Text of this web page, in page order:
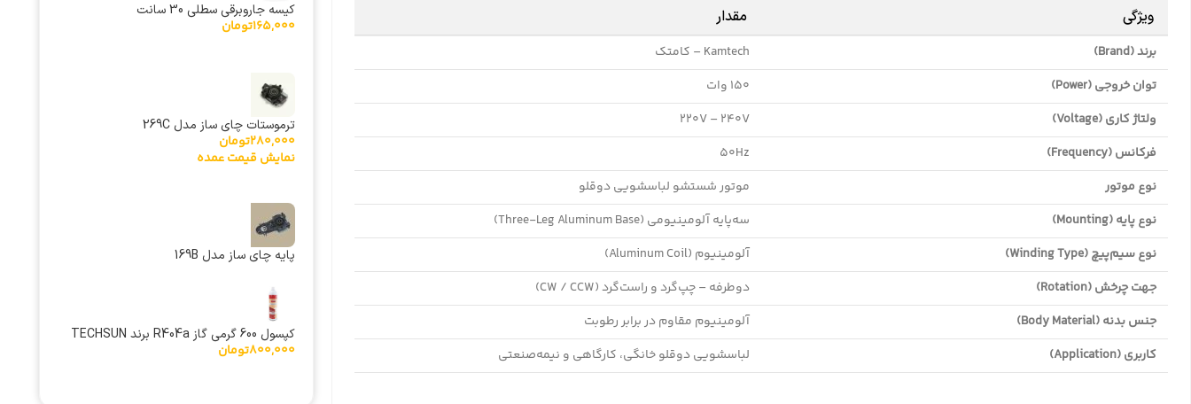
ویژگی مقدار
برند (Brand)
Kamtech – کامتک
توان خروجی (Power)
150 وات
ولتاژ کاری (Voltage)
220V – 240V
فرکانس (Frequency)
50Hz
نوع موتور
موتور شستشو لباسشویی دوقلو
نوع پایه (Mounting)
سه‌پایه آلومینیومی (Three-Leg Aluminum Base)
نوع سیم‌پیچ (Winding Type)
آلومینیوم (Aluminum Coil)
جهت چرخش (Rotation)
دوطرفه – چپ‌گرد و راست‌گرد (CW / CCW)
جنس بدنه (Body Material)
آلومینیوم مقاوم در برابر رطوبت
کاربری (Application)
لباسشویی دوقلو خانگی، کارگاهی و نیمه‌صنعتی
کیسه جاروبرقی سطلی 30 سانت
165,000تومان
ترموستات چای ساز مدل 269C
280,000تومان
نمایش قیمت عمده
پایه چای ساز مدل 169B
کپسول 600 گرمی گاز R404a برند TECHSUN
800,000تومان